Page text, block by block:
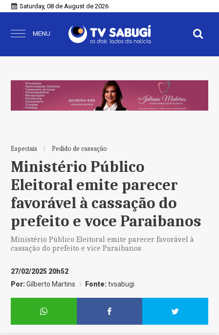
Saturday, 08 de August de 2026
MENU
Especiais Pedido de cassação
Ministério Público
Eleitoral emite parecer
favorável à cassação do
prefeito e voce Paraibanos
Ministério Público Eleitoral emite parecer favorável à
cassação do prefeito e vice Paraibanos
27/02/2025 20h52
Por:Gilberto Martins Fonte:tvsabugi